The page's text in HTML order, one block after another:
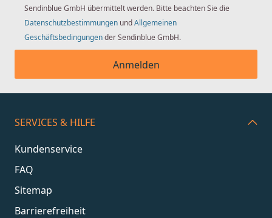
Sendinblue GmbH übermittelt werden. Bitte beachten Sie die
Datenschutzbestimmungen undAllgemeinen
Geschäftsbedingungender Sendinblue GmbH.
Anmelden
SERVICES & HILFE
Kundenservice
FAQ
Sitemap
Barrierefreiheit